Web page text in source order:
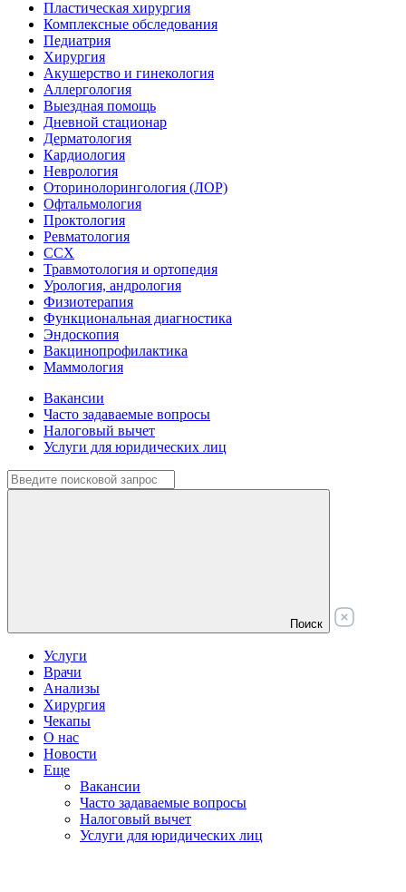
Пластическая хирургия
Комплексные обследования
Педиатрия
Хирургия
Акушерство и гинекология
Аллергология
Выездная помощь
Дневной стационар
Дерматология
Кардиология
Неврология
Оторинолорингология (ЛОР)
Офтальмология
Проктология
Ревматология
ССХ
Травмотология и ортопедия
Урология, андрология
Физиотерапия
Функциональная диагностика
Эндоскопия
Вакцинопрофилактика
Маммология
Вакансии
Часто задаваемые вопросы
Налоговый вычет
Услуги для юридических лиц
Поиск
Услуги
Врачи
Анализы
Хирургия
Чекапы
О нас
Новости
Еще
Вакансии
Часто задаваемые вопросы
Налоговый вычет
Услуги для юридических лиц